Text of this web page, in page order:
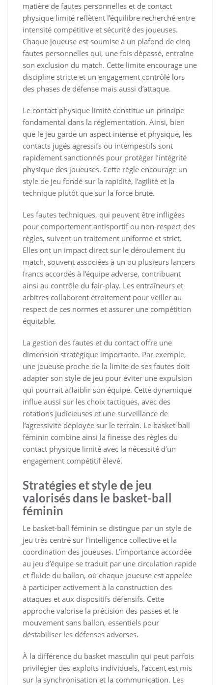
matière de fautes personnelles et de contact
physique limité reflètent l’équilibre recherché entre
intensité compétitive et sécurité des joueuses.
Chaque joueuse est soumise à un plafond de cinq
fautes personnelles qui, une fois dépassé, entraîne
son exclusion du match. Cette limite encourage une
discipline stricte et un engagement contrôlé lors
des phases de défense mais aussi d’attaque.
Le contact physique limité constitue un principe
fondamental dans la réglementation. Ainsi, bien
que le jeu garde un aspect intense et physique, les
contacts jugés agressifs ou intempestifs sont
rapidement sanctionnés pour protéger l’intégrité
physique des joueuses. Cette règle encourage un
style de jeu fondé sur la rapidité, l’agilité et la
technique plutôt que sur la force brute.
Les fautes techniques, qui peuvent être infligées
pour comportement antisportif ou non-respect des
règles, suivent un traitement uniforme et strict.
Elles ont un impact direct sur le déroulement du
match, souvent associées à un ou plusieurs lancers
francs accordés à l’équipe adverse, contribuant
ainsi au contrôle du fair-play. Les entraîneurs et
arbitres collaborent étroitement pour veiller au
respect de ces normes et assurer une compétition
équitable.
La gestion des fautes et du contact offre une
dimension stratégique importante. Par exemple,
une joueuse proche de la limite de ses fautes doit
adapter son style de jeu pour éviter une expulsion
qui pourrait affaiblir son équipe. Cette dynamique
influe aussi sur les choix tactiques, avec des
rotations judicieuses et une surveillance de
l’agressivité déployée sur le terrain. Le basket-ball
féminin combine ainsi la finesse des règles du
contact physique limité avec la nécessité d’un
engagement compétitif élevé.
Stratégies et style de jeu
valorisés dans le basket-ball
féminin
Le basket-ball féminin se distingue par un style de
jeu très centré sur l’intelligence collective et la
coordination des joueuses. L’importance accordée
au jeu d’équipe se traduit par une circulation rapide
et fluide du ballon, où chaque joueuse est appelée
à participer activement à la construction des
attaques et aux dispositifs défensifs. Cette
approche valorise la précision des passes et le
mouvement sans ballon, essentiels pour
déstabiliser les défenses adverses.
À la différence du basket masculin qui peut parfois
privilégier des exploits individuels, l’accent est mis
sur la synchronisation et la communication. Les